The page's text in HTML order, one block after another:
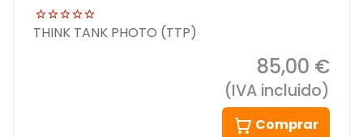
THINK TANK PHOTO (TTP)
85,00 €
(IVA incluido)
Comprar